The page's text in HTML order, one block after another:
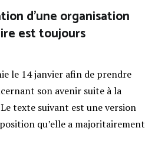
d’une organisation
est toujours
le 14 janvier afin de prendre
son avenir suite à la
texte suivant est une version
qu’elle a majoritairement